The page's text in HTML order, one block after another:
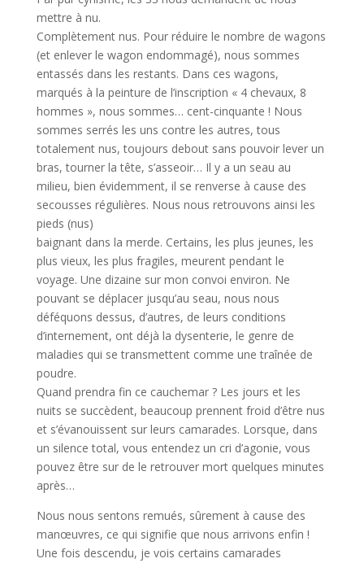
mettre à nu.
Complètement nus. Pour réduire le nombre de wagons
(et enlever le wagon endommagé), nous sommes
entassés dans les restants. Dans ces wagons,
marqués à la peinture de l’inscription « 4 chevaux, 8
hommes », nous sommes… cent-cinquante ! Nous
sommes serrés les uns contre les autres, tous
totalement nus, toujours debout sans pouvoir lever un
bras, tourner la tête, s’asseoir… Il y a un seau au
milieu, bien évidemment, il se renverse à cause des
secousses régulières. Nous nous retrouvons ainsi les
pieds (nus)
baignant dans la merde. Certains, les plus jeunes, les
plus vieux, les plus fragiles, meurent pendant le
voyage. Une dizaine sur mon convoi environ. Ne
pouvant se déplacer jusqu’au seau, nous nous
déféquons dessus, d’autres, de leurs conditions
d’internement, ont déjà la dysenterie, le genre de
maladies qui se transmettent comme une traînée de
poudre.
Quand prendra fin ce cauchemar ? Les jours et les
nuits se succèdent, beaucoup prennent froid d’être nus
et s’évanouissent sur leurs camarades. Lorsque, dans
un silence total, vous entendez un cri d’agonie, vous
pouvez être sur de le retrouver mort quelques minutes
après…
Nous nous sentons remués, sûrement à cause des
manœuvres, ce qui signifie que nous arrivons enfin !
Une fois descendu, je vois certains camarades